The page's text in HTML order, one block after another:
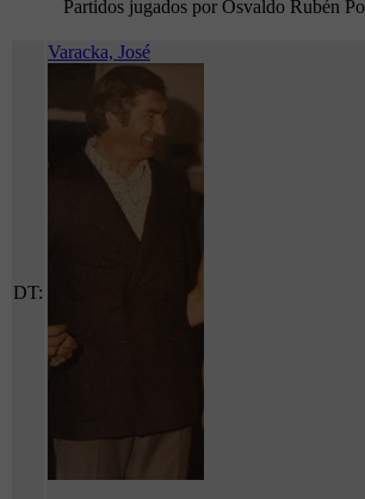
Partidos jugados por Osvaldo Rubén
DT:
Varacka, José